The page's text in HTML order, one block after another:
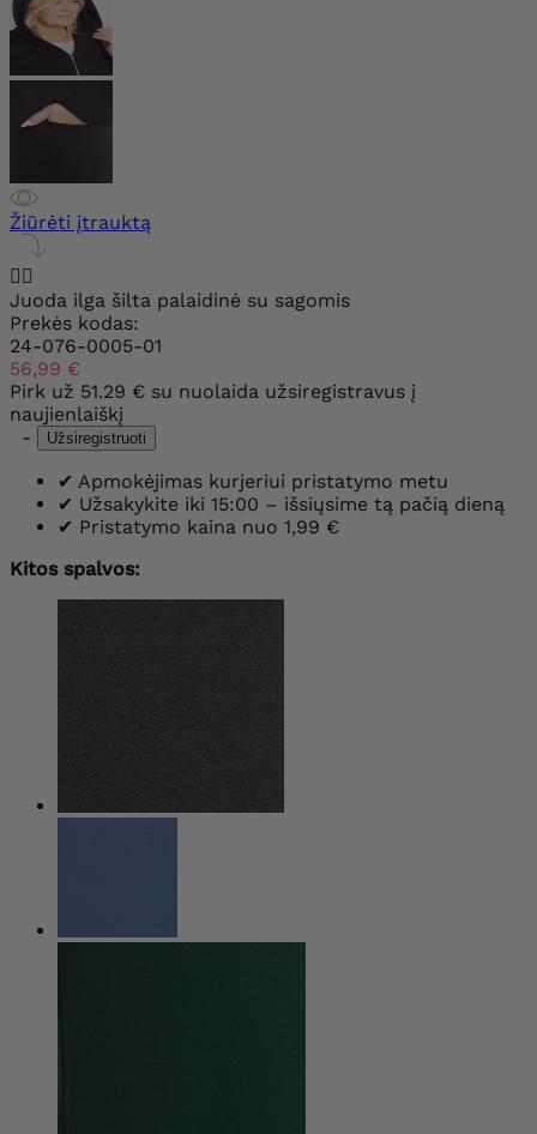
Žiūrėti įtrauktą

Juoda ilga šilta palaidinė su sagomis
Prekės kodas:
24-076-0005-01
56,99 €
Pirk už 51.29 € su nuolaida užsiregistravus į
naujienlaiškį
-
Užsiregistruoti
✔ Apmokėjimas kurjeriui pristatymo metu
✔ Užsakykite iki 15:00 – išsiųsime tą pačią dieną
✔ Pristatymo kaina nuo 1,99 €
Kitos spalvos: